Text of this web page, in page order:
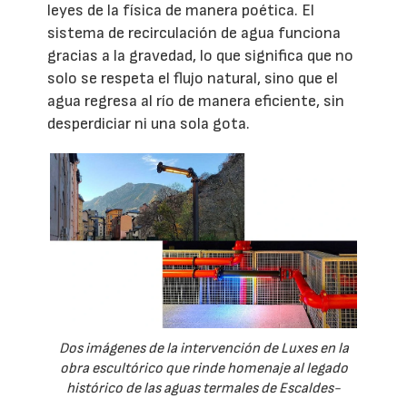
leyes de la física de manera poética. El
sistema de recirculación de agua funciona
gracias a la gravedad, lo que significa que no
solo se respeta el flujo natural, sino que el
agua regresa al río de manera eficiente, sin
desperdiciar ni una sola gota.
Dos imágenes de la intervención de Luxes en la
obra escultórico que rinde homenaje al legado
histórico de las aguas termales de Escaldes-